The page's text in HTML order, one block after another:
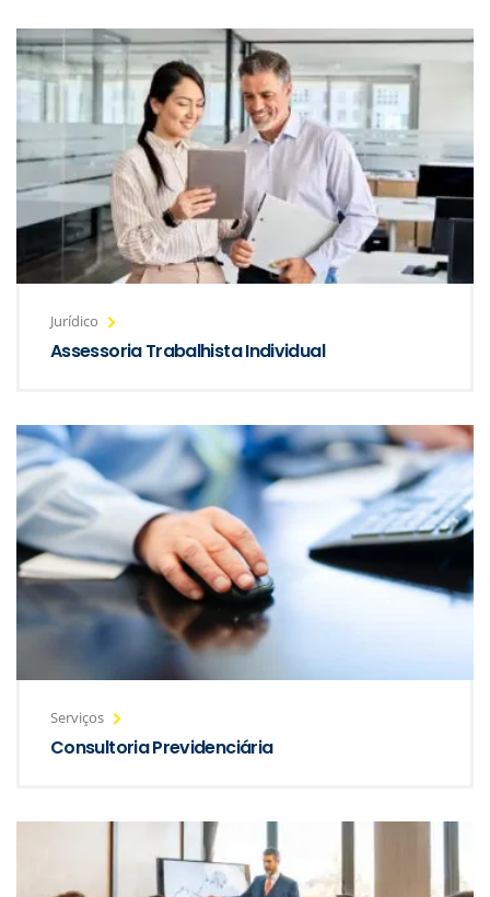
Jurídico
Assessoria Trabalhista Individual
Serviços
Consultoria Previdenciária